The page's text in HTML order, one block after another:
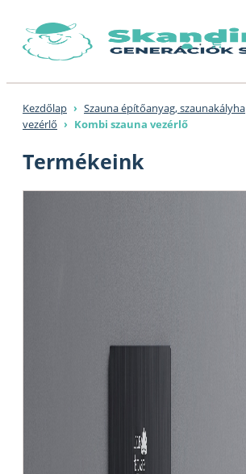
content
Kezdőlap › Szauna építőanyag, szaunakályha
vezérlő › Kombi szauna vezérlő
Termékeink